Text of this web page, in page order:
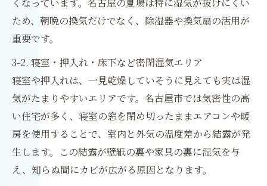
ため、朝晩の換気だけでなく、除湿器や換気扇の活用が
重要です。
3-2. 寝室・押入れ・床下など密閉湿気エリア
寝室や押入れは、一見乾燥していそうに見えても実は湿
気がたまりやすいエリアです。名古屋市では気密性の高
い住宅が多く、寝室の窓を閉め切ったままエアコンや暖
房を使用することで、室内と外気の温度差から結露が発
生します。この結露が壁紙の裏や家具の裏に湿気を与
え、知らぬ間にカビが広がる原因となります。